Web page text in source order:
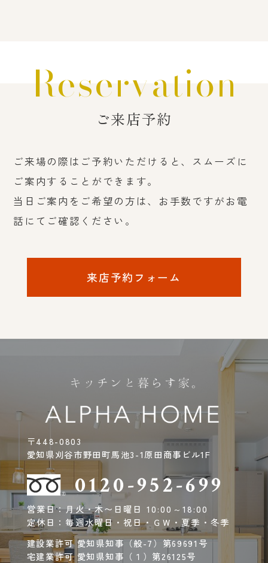
Reservation
ご来店予約
ご来場の際はご予約いただけると、スムーズに
ご案内することができます。
当日ご案内をご希望の方は、お手数ですがお電
話にてご確認ください。
来店予約フォーム
〒448-0803
愛知県刈谷市野田町馬池3-1原田商事ビル1F
0120-952-699
営業日：月火・木〜日曜日 10:00～18:00
定休日：毎週水曜日・祝日・ＧＷ・夏季・冬季
建設業許可 愛知県知事（般-7）第69691号
宅建業許可 愛知県知事（１）第26125号